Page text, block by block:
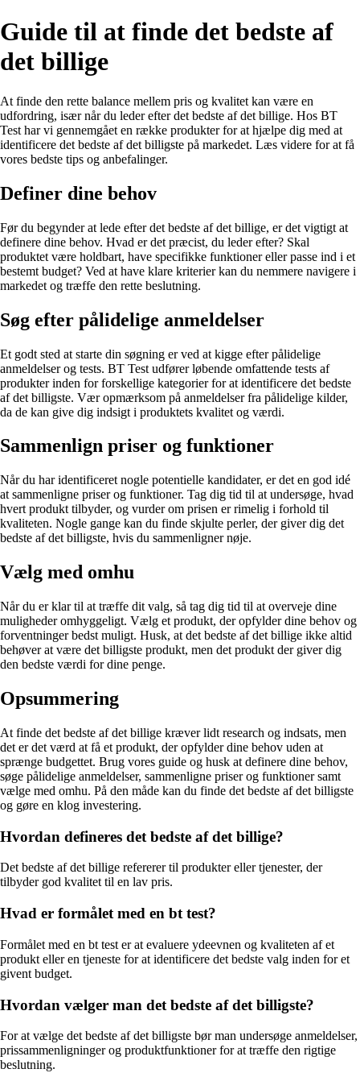
Guide til at finde det bedste af
det billige
At finde den rette balance mellem pris og kvalitet kan være en
udfordring, især når du leder efter det bedste af det billige. Hos BT
Test har vi gennemgået en række produkter for at hjælpe dig med at
identificere det bedste af det billigste på markedet. Læs videre for at få
vores bedste tips og anbefalinger.
Definer dine behov
Før du begynder at lede efter det bedste af det billige, er det vigtigt at
definere dine behov. Hvad er det præcist, du leder efter? Skal
produktet være holdbart, have specifikke funktioner eller passe ind i et
bestemt budget? Ved at have klare kriterier kan du nemmere navigere i
markedet og træffe den rette beslutning.
Søg efter pålidelige anmeldelser
Et godt sted at starte din søgning er ved at kigge efter pålidelige
anmeldelser og tests. BT Test udfører løbende omfattende tests af
produkter inden for forskellige kategorier for at identificere det bedste
af det billigste. Vær opmærksom på anmeldelser fra pålidelige kilder,
da de kan give dig indsigt i produktets kvalitet og værdi.
Sammenlign priser og funktioner
Når du har identificeret nogle potentielle kandidater, er det en god idé
at sammenligne priser og funktioner. Tag dig tid til at undersøge, hvad
hvert produkt tilbyder, og vurder om prisen er rimelig i forhold til
kvaliteten. Nogle gange kan du finde skjulte perler, der giver dig det
bedste af det billigste, hvis du sammenligner nøje.
Vælg med omhu
Når du er klar til at træffe dit valg, så tag dig tid til at overveje dine
muligheder omhyggeligt. Vælg et produkt, der opfylder dine behov og
forventninger bedst muligt. Husk, at det bedste af det billige ikke altid
behøver at være det billigste produkt, men det produkt der giver dig
den bedste værdi for dine penge.
Opsummering
At finde det bedste af det billige kræver lidt research og indsats, men
det er det værd at få et produkt, der opfylder dine behov uden at
sprænge budgettet. Brug vores guide og husk at definere dine behov,
søge pålidelige anmeldelser, sammenligne priser og funktioner samt
vælge med omhu. På den måde kan du finde det bedste af det billigste
og gøre en klog investering.
Hvordan defineres det bedste af det billige?
Det bedste af det billige refererer til produkter eller tjenester, der
tilbyder god kvalitet til en lav pris.
Hvad er formålet med en bt test?
Formålet med en bt test er at evaluere ydeevnen og kvaliteten af et
produkt eller en tjeneste for at identificere det bedste valg inden for et
givent budget.
Hvordan vælger man det bedste af det billigste?
For at vælge det bedste af det billigste bør man undersøge anmeldelser,
prissammenligninger og produktfunktioner for at træffe den rigtige
beslutning.